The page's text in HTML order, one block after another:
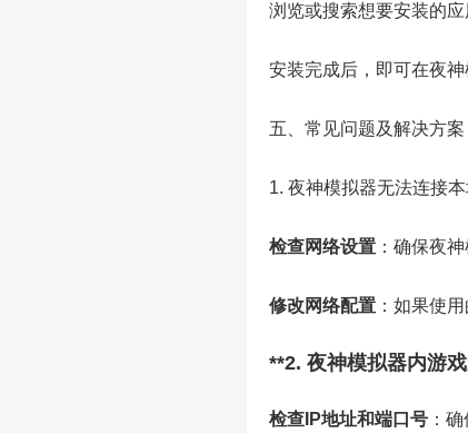
浏览或搜索想要安装的应
安装完成后，即可在夜神
五、常见问题及解决方案
1. 夜神模拟器无法连接
检查网络设置 ：确保夜
修改网络配置 ：如果使
**2. 夜神模拟器内游
检查IP地址和端口号 ：